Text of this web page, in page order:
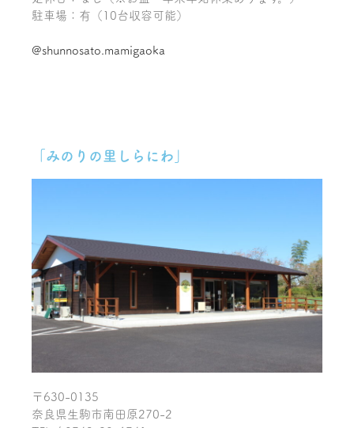
駐車場：有（10台収容可能）
@shunnosato.mamigaoka
「みのりの里しらにわ」
〒630-0135
奈良県生駒市南田原270-2